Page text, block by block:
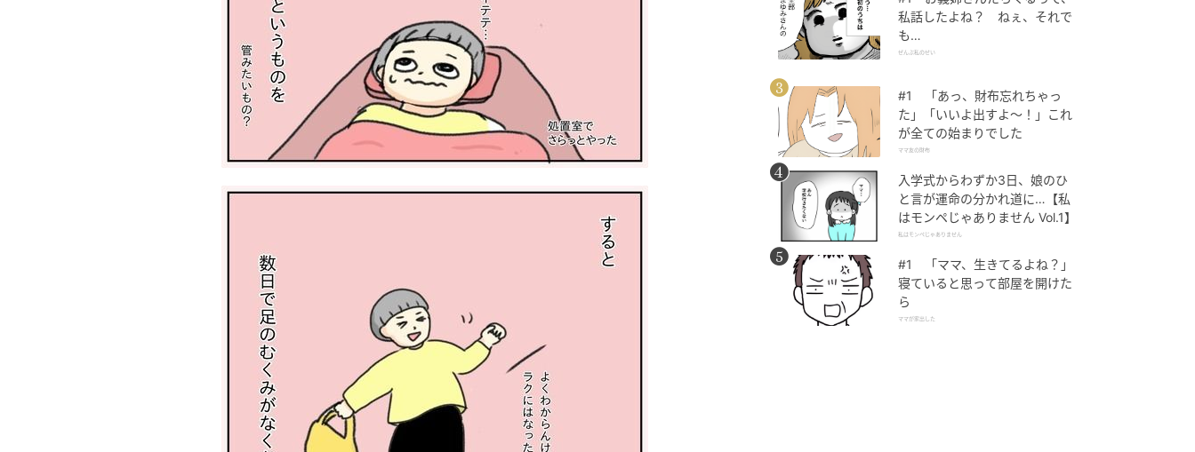
私話したよね？ ねぇ、それで
も…
ぜんぶ私のせい
#1 「あっ、財布忘れちゃっ
た」「いいよ出すよ〜！」これ
が全ての始まりでした
ママ友の財布
入学式からわずか3日、娘のひ
と言が運命の分かれ道に…【私
はモンペじゃありません Vol.1】
私はモンペじゃありません
#1 「ママ、生きてるよね？」
寝ていると思って部屋を開けた
ら
ママが家出した